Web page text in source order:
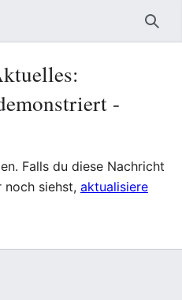
-
Falls du diese Nachricht
noch siehst, aktualisiere